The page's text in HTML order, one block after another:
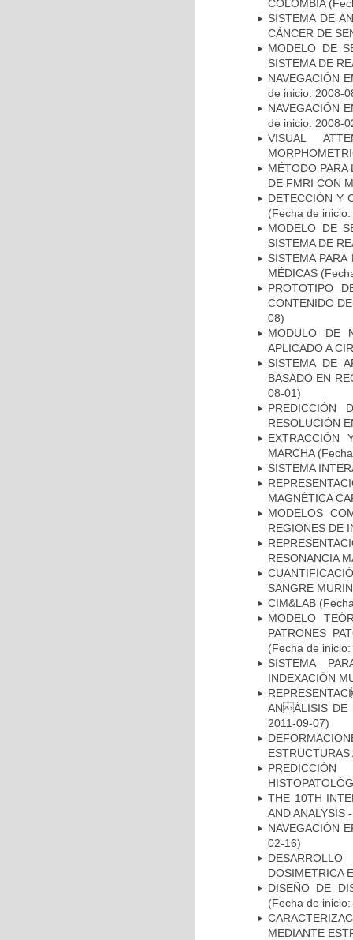
COLOMBIA
SISTEMA DE
CÁNCER DE
MODELO DE
SISTEMA DE
NAVEGACIÓN
de inicio: 2008-
NAVEGACIÓN
de inicio: 2008-
VISUAL
MÉTODO PARA
DE FMRI CON
DETECCIÓN Y
(Fecha de
MODELO DE
SISTEMA DE
SISTEMA
MÉDICAS
PROTOTIPO
CONTENIDO
08)
MODULO DE
APLICADO A
SISTEMA DE
BASADO EN
08-01)
PREDICCIÓN
RESOLUCIÓN
EXTRACCIÓN
MARCHA
SISTEMA
MAGNÉTICA
MODELOS
REGIONES DE
RESONANCIA
SANGRE
CIM&LAB
MODELO
PATRONES
(Fecha de
SISTEMA
INDEXACIÓN
ANÁLISIS DE
2011-09-07)
THE 10TH
AND ANALYSIS
NAVEGACIÓN
02-16)
DOSIMETRICA
DISEÑO DE
(Fecha de
MEDIANTE